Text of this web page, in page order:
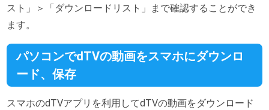
スト」＞「ダウンロードリスト」まで確認することができ
ます。
パソコンでdTVの動画をスマホにダウンロ
ード、保存
スマホのdTVアプリを利用してdTVの動画をダウンロード